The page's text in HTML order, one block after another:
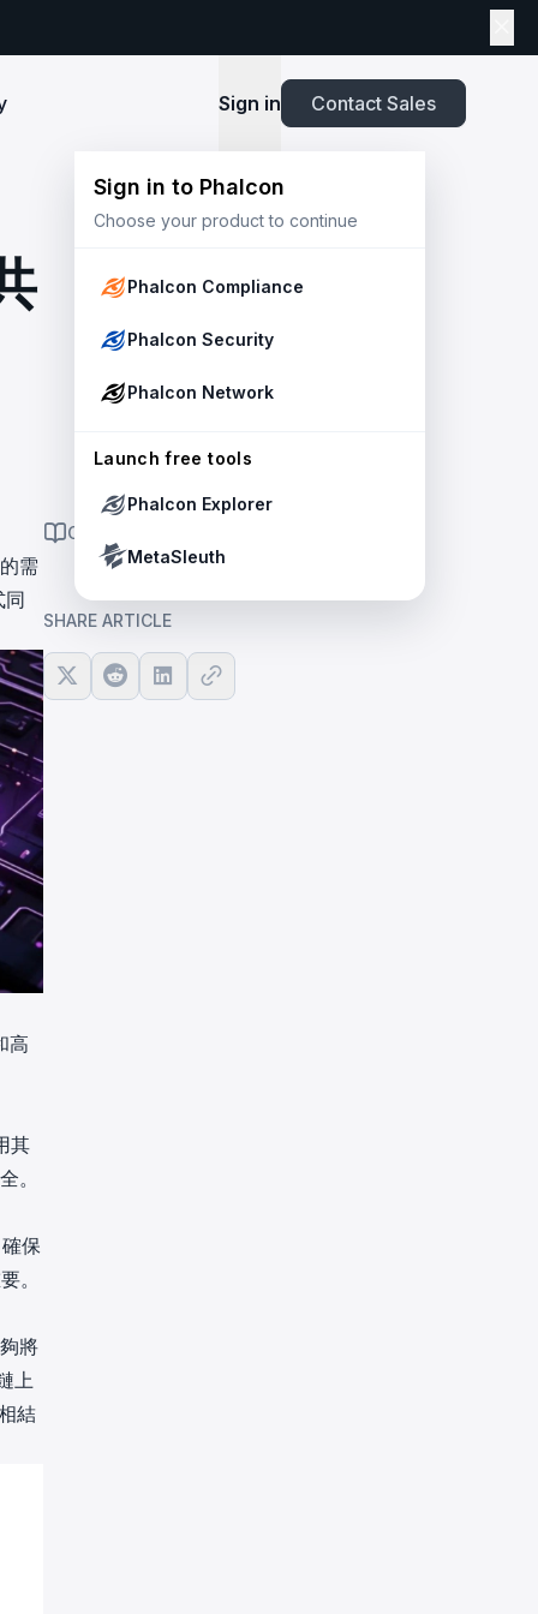
TOOLS
Enhance your blockchain explorer with
capabilities.
Simulation API
transaction.
USDT Freeze Checker
Tether’s blacklist in real time.
before launch. Block
to shield your ecosystem and
and Secure Your Platform at
your tokenization contracts,
Playbook New
Whitepaper
Stablecoin Issuer Freeze Risk: A User-Centric
2025 Crypto Crime Report
Handbook
Crypto Payment Compliance Handbook
Newsroom
news and featured stories.
Sign in
Sign in to Phalcon
Choose your product to continue
Phalcon Compliance
Phalcon Security
Phalcon Network
Launch free tools
Phalcon Explorer
MetaSleuth
Contact Sales
需
同
高
其
。
保
。
將
上
結
ON THIS PAGE
SHARE ARTICLE